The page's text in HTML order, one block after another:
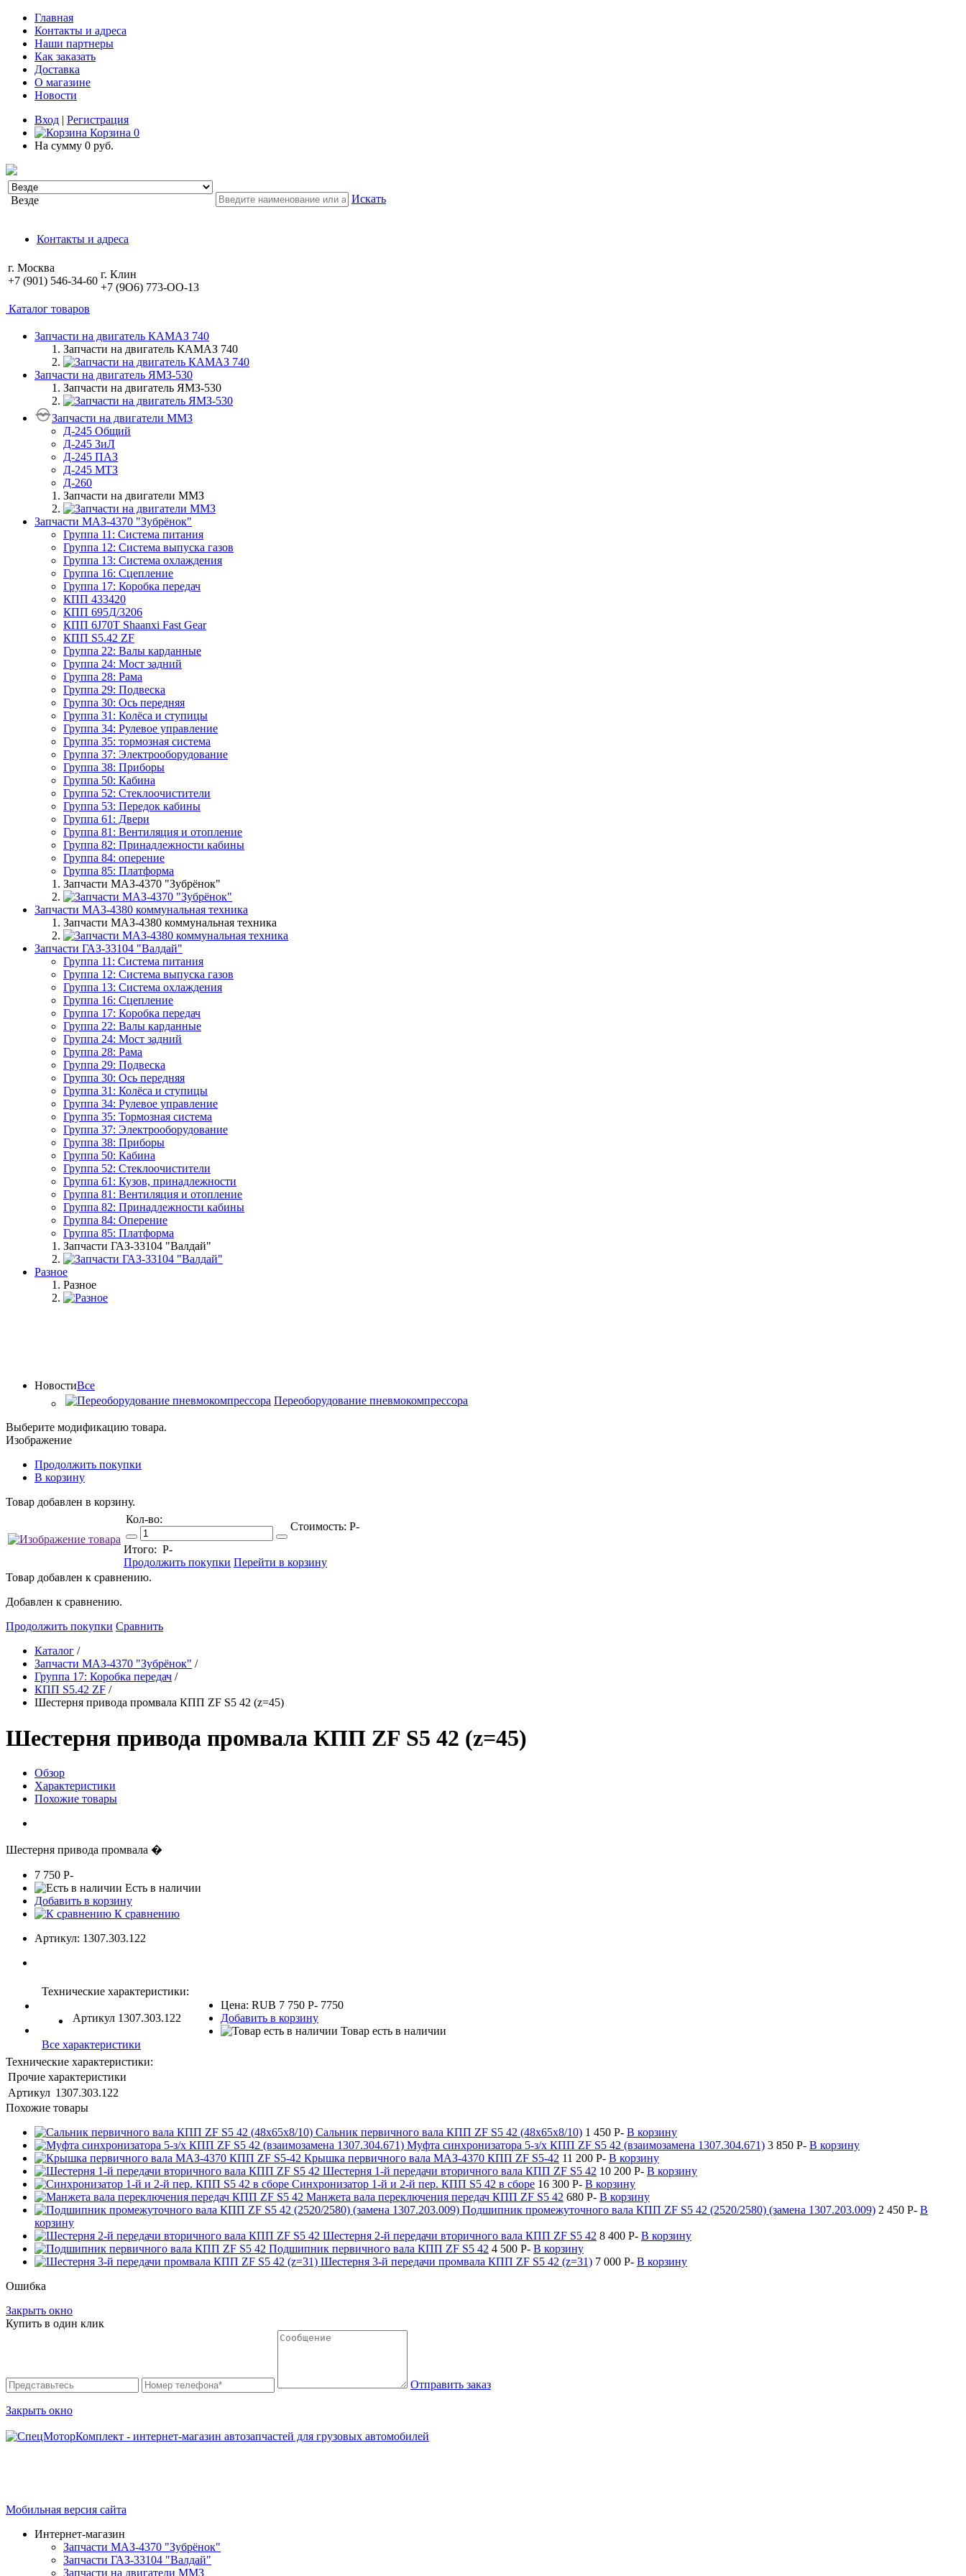
Главная
Контакты и адреса
Наши партнеры
Как заказать
Доставка
О магазине
Новости
Вход | Регистрация
Корзина 0
На сумму 0 руб.
Везде Искать
Контакты и адреса
г. Москва
+7 (901) 546-34-60
г. Клин
+7 (9O6) 773-OO-13
Каталог товаров
Запчасти на двигатель КАМАЗ 740
Запчасти на двигатель КАМАЗ 740
Запчасти на двигатель ЯМЗ-530
Запчасти на двигатель ЯМЗ-530
Запчасти на двигатели ММЗ
Д-245 Общий
Д-245 ЗиЛ
Д-245 ПАЗ
Д-245 МТЗ
Д-260
Запчасти на двигатели ММЗ
Запчасти МАЗ-4370 "Зубрёнок"
Группа 11: Система питания
Группа 12: Система выпуска газов
Группа 13: Система охлаждения
Группа 16: Сцепление
Группа 17: Коробка передач
КПП 433420
КПП 695Д/3206
КПП 6J70T Shaanxi Fast Gear
КПП S5.42 ZF
Группа 22: Валы карданные
Группа 24: Мост задний
Группа 28: Рама
Группа 29: Подвеска
Группа 30: Ось передняя
Группа 31: Колёса и ступицы
Группа 34: Рулевое управление
Группа 35: тормозная система
Группа 37: Электрооборудование
Группа 38: Приборы
Группа 50: Кабина
Группа 52: Стеклоочистители
Группа 53: Передок кабины
Группа 61: Двери
Группа 81: Вентиляция и отопление
Группа 82: Принадлежности кабины
Группа 84: оперение
Группа 85: Платформа
Запчасти МАЗ-4370 "Зубрёнок"
Запчасти МАЗ-4380 коммунальная техника
Запчасти МАЗ-4380 коммунальная техника
Запчасти ГАЗ-33104 "Валдай"
Группа 11: Система питания
Группа 12: Система выпуска газов
Группа 13: Система охлаждения
Группа 16: Сцепление
Группа 17: Коробка передач
Группа 22: Валы карданные
Группа 24: Мост задний
Группа 28: Рама
Группа 29: Подвеска
Группа 30: Ось передняя
Группа 31: Колёса и ступицы
Группа 34: Рулевое управление
Группа 35: Тормозная система
Группа 37: Электрооборудование
Группа 38: Приборы
Группа 50: Кабина
Группа 52: Стеклоочистители
Группа 61: Кузов, принадлежности
Группа 81: Вентиляция и отопление
Группа 82: Принадлежности кабины
Группа 84: Оперение
Группа 85: Платформа
Запчасти ГАЗ-33104 "Валдай"
Разное
Разное
НовостиВсе
Переоборудование пневмокомпрессора
Выберите модификацию товара.
Изображение
Продолжить покупки
В корзину
Товар добавлен в корзину.
Кол-во:
Стоимость: Р-
Итого: Р-
Продолжить покупки Перейти в корзину
Товар добавлен к сравнению.
Добавлен к сравнению.
Продолжить покупки Сравнить
Каталог /
Запчасти МАЗ-4370 "Зубрёнок" /
Группа 17: Коробка передач /
КПП S5.42 ZF /
Шестерня привода промвала КПП ZF S5 42 (z=45)
Шестерня привода промвала КПП ZF S5 42 (z=45)
Обзор
Характеристики
Похожие товары
Шестерня привода промвала �
7 750 P-
Есть в наличии
Добавить в корзину
К сравнению
Артикул: 1307.303.122
Технические характеристики:
Артикул 1307.303.122
Все характеристики
Цена: RUB 7 750 P- 7750
Добавить в корзину
Товар есть в наличии
Технические характеристики:
Прочие характеристики
Артикул 1307.303.122
Похожие товары
Сальник первичного вала КПП ZF S5 42 (48х65х8/10) 1 450 P- В корзину
Муфта синхронизатора 5-з/х КПП ZF S5 42 (взаимозамена 1307.304.671) 3 850 P- В корзину
Крышка первичного вала МАЗ-4370 КПП ZF S5-42 11 200 P- В корзину
Шестерня 1-й передачи вторичного вала КПП ZF S5 42 10 200 P- В корзину
Синхронизатор 1-й и 2-й пер. КПП S5 42 в сборе 16 300 P- В корзину
Манжета вала переключения передач КПП ZF S5 42 680 P- В корзину
Подшипник промежуточного вала КПП ZF S5 42 (2520/2580) (замена 1307.203.009) 2 450 P- В
корзину
Шестерня 2-й передачи вторичного вала КПП ZF S5 42 8 400 P- В корзину
Подшипник первичного вала КПП ZF S5 42 4 500 P- В корзину
Шестерня 3-й передачи промвала КПП ZF S5 42 (z=31) 7 000 P- В корзину
Ошибка
Закрыть окно
Купить в один клик
Отправить заказ
Закрыть окно
Мобильная версия сайта
Интернет-магазин
Запчасти МАЗ-4370 "Зубрёнок"
Запчасти ГАЗ-33104 "Валдай"
Запчасти на двигатели ММЗ